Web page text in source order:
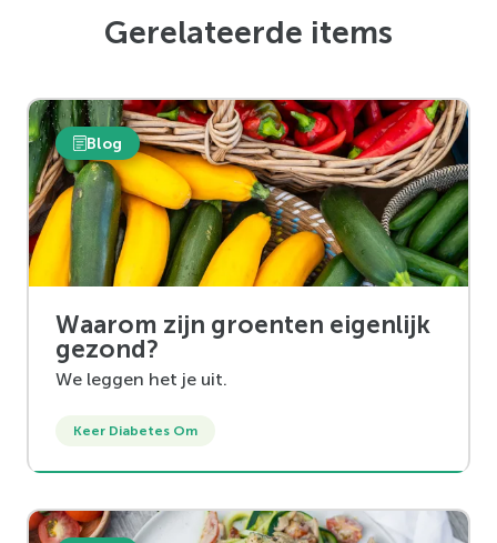
Gerelateerde items
Blog
Waarom zijn groenten eigenlijk
gezond?
We leggen het je uit.
Keer Diabetes Om